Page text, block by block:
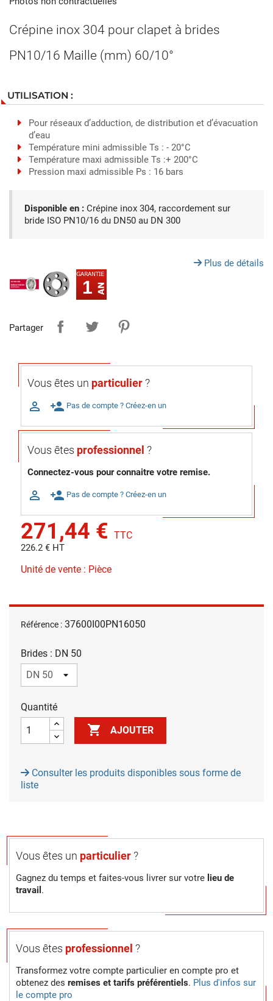
Crépine inox 304 pour clapet à brides
PN10/16 Maille (mm) 60/10°
UTILISATION :
Pour réseaux d’adduction, de distribution et d’évacuation
d’eau
Température mini admissible Ts : - 20°C
Température maxi admissible Ts :+ 200°C
Pression maxi admissible Ps : 16 bars
Disponible en : Crépine inox 304, raccordement sur
bride ISO PN10/16 du DN50 au DN 300
Plus de détails
1
Partager
Vous êtes un particulier?
 person_add Pas de compte ? Créez-en un
Vous êtes professionnel ?
Connectez-vous pour connaitre votre remise.
 person_add Pas de compte ? Créez-en un
271,44 € TTC
226.2 € HT
Unité de vente : Pièce
Référence : 37600I00PN16050
Brides : DN 50
Quantité
 AJOUTER
Consulter les produits disponibles sous forme de
liste
Vous êtes un particulier?
Gagnez du temps et faites-vous livrer sur votre lieu de
travail .
Vous êtes professionnel ?
Transformez votre compte particulier en compte pro et
obtenez des remises et tarifs préférentiels. Plus d'infos sur
le compte pro